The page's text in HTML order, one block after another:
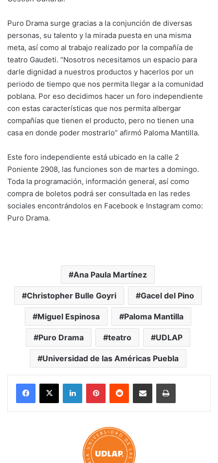
Puro Drama surge gracias a la conjunción de diversas
personas, su talento y la mirada puesta en una misma
meta, así como al trabajo realizado por la compañía de
teatro Gaudeti. “Nosotros necesitamos un espacio para
darle dignidad a nuestros productos y hacerlos por un
periodo de tiempo que nos permita llegar a la comunidad
poblana. Por eso decidimos hacer un foro independiente
con estas características que nos permita albergar
compañías que tienen el producto, pero no tienen una
casa en donde poder mostrarlo” afirmó Paloma Mantilla.
Este foro independiente está ubicado en la calle 2
Poniente 2908, las funciones son de martes a domingo.
Toda la programación, información general, así como
compra de boletos podrá ser consultada en las redes
sociales encontrándolos en Facebook e Instagram como:
Puro Drama.
Ana Paula Martínez
Christopher Bulle Goyri Gacel del Pino
Miguel Espinosa Paloma Mantilla
Puro Drama teatro UDLAP
Universidad de las Américas Puebla
LinkedInPinterestReddit Share via Email Print